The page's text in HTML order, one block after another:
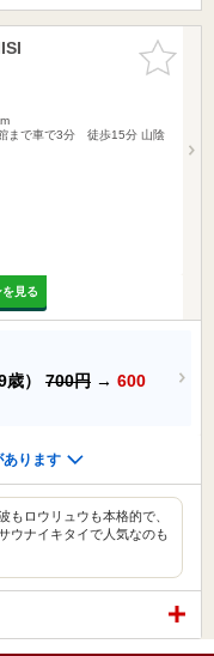
お気に入
りに追加
で車で3分 徒歩15分 山陰
見る
歳） 700円 → 600
ります
もロウリュウも本格的で、
ウナイキタイで人気なのも